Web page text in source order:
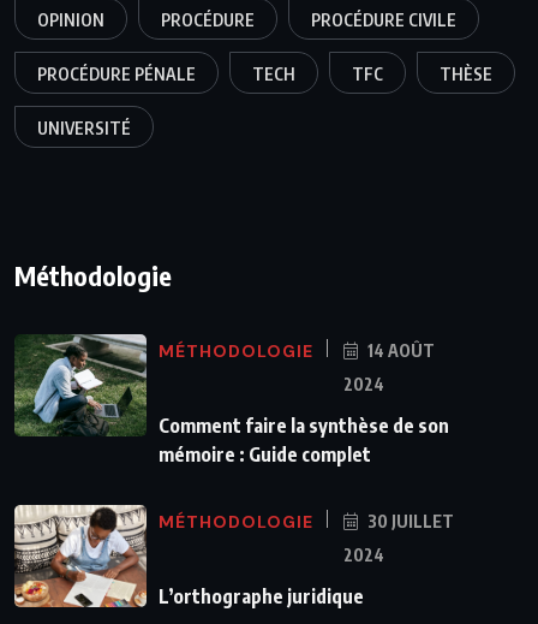
OPINION PROCÉDURE PROCÉDURE CIVILE
PROCÉDURE PÉNALE TECH TFC THÈSE
UNIVERSITÉ
Méthodologie
MÉTHODOLOGIE
14 AOÛT
2024
Comment faire la synthèse de son
mémoire : Guide complet
MÉTHODOLOGIE
30 JUILLET
2024
L’orthographe juridique